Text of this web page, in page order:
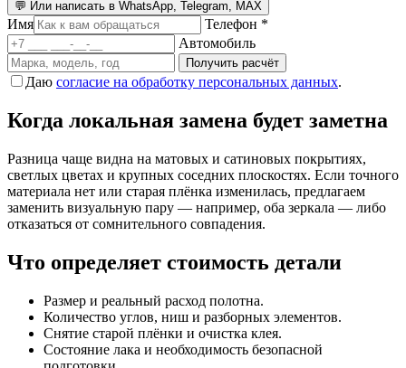
💬 Или написать в WhatsApp, Telegram, MAX
Имя
Телефон *
Автомобиль
Получить расчёт
Даю согласие на обработку персональных данных.
Когда локальная замена будет заметна
Разница чаще видна на матовых и сатиновых покрытиях,
светлых цветах и крупных соседних плоскостях. Если точного
материала нет или старая плёнка изменилась, предлагаем
заменить визуальную пару — например, оба зеркала — либо
отказаться от сомнительного совпадения.
Что определяет стоимость детали
Размер и реальный расход полотна.
Количество углов, ниш и разборных элементов.
Снятие старой плёнки и очистка клея.
Состояние лака и необходимость безопасной